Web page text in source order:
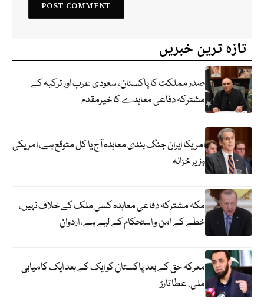
تازہ ترین خبریں
صدر مملکت کا پاکستان، سعودی عرب اور ترکیہ کے
مشترکہ دفاعی معاہدے کا خیرمقدم
امریکا ایران جنگ بندی معاہدہ آج یا کل متوقع ہے، امریکی
وزیر خزانہ
مکہ مشترکہ دفاعی معاہدہ کسی ملک کے خلاف نہیں،
خطے کے امن و استحکام کے لیے ہے، اردوان
معرکہ حق کے بعد پاکستان کو ایک کے بعد ایک کامیابی
ملی، عطا تارڑ